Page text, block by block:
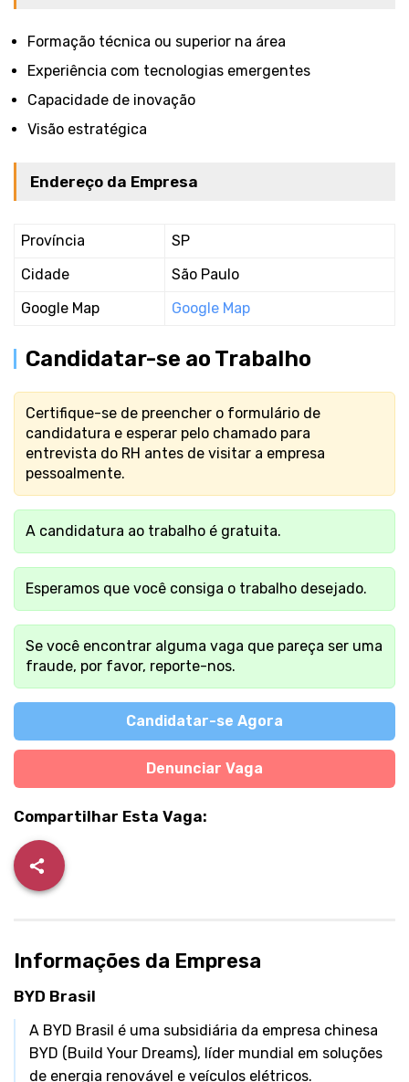
Formação técnica ou superior na área
Experiência com tecnologias emergentes
Capacidade de inovação
Visão estratégica
Endereço da Empresa
Província
SP
Cidade
São Paulo
Google Map
Google Map
Candidatar-se ao Trabalho
Certifique-se de preencher o formulário de
candidatura e esperar pelo chamado para
entrevista do RH antes de visitar a empresa
pessoalmente.
A candidatura ao trabalho é gratuita.
Esperamos que você consiga o trabalho desejado.
Se você encontrar alguma vaga que pareça ser uma
fraude, por favor, reporte-nos.
Candidatar-se Agora
Denunciar Vaga
Compartilhar Esta Vaga:
Informações da Empresa
BYD Brasil
A BYD Brasil é uma subsidiária da empresa chinesa
BYD (Build Your Dreams), líder mundial em soluções
de energia renovável e veículos elétricos.